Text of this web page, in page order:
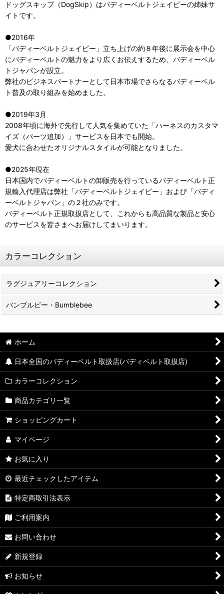
ドッグスキップ（DogSkip）はバディーベルトジェイピーの姉妹サ
イトです。
●2016年
「バディーベルトジェイピー」立ち上げの約８年後に展示会を中心
にバディーベルトの魅力をより広くお伝えするため、バディーベル
トジャパンが設立。
弊社のビジネスパートナーとして日本市場でさらなるバディーベル
ト普及の取り組みを始めました。
●2019年3月
2008年頃に海外で先行して人気を集めていた「ハーネスのカスタマ
イズ（パーツ追加）」サービスを日本でも開始。
愛犬に合わせたオリジナルスタイルが可能となりました。
●2025年現在
日本国内でバディーベルトの卸販売を行っているバディーベルト正
規輸入代理店は弊社「バディーベルトジェイピー」および「バディ
ーベルトジャパン」の２社のみです。
バディーベルト正規取扱店として、これからも高品質な製品と安心
のサービスを皆さまへお届けしてまいります。
カラーコレクション
ラグジュアリーコレクション
バンブルビー・Bumblebee
ホーム
日本全国のバディーベルト取扱店(バディベルト取扱店)
カラーコレクション
商品カテゴリ一覧
ショッピングカート
マイページ
お気に入り
最近チェックしたアイテム
特定商取引法表示
ご利用案内
お問い合わせ
新規登録
お知らせ